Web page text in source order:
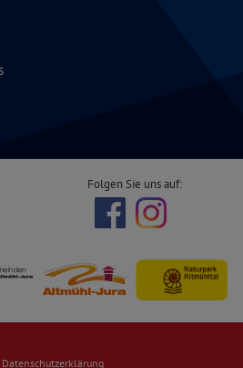
Folgen Sie uns auf:
Datenschutzerklärung